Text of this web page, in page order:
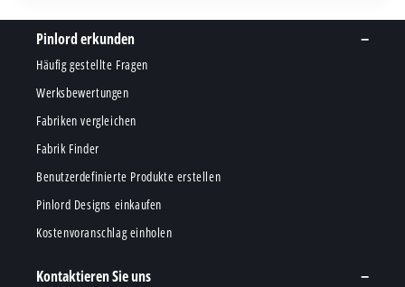
Pinlord erkunden
Häufig gestellte Fragen
Werksbewertungen
Fabriken vergleichen
Fabrik Finder
Benutzerdefinierte Produkte erstellen
Pinlord Designs einkaufen
Kostenvoranschlag einholen
Kontaktieren Sie uns